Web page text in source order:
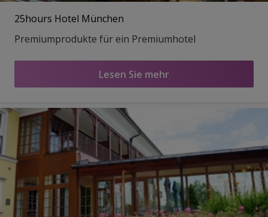
25hours Hotel München
Premiumprodukte für ein Premiumhotel
Lesen Sie mehr